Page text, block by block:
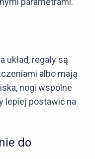
regały są
albo mają
nogi wspólne
lepiej postawić na
do